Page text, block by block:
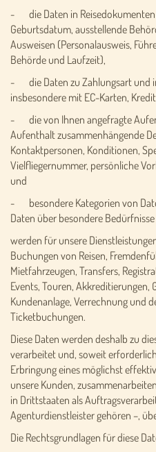
- die Daten in Reisedokumenten
Geburtsdatum, ausstellende
Ausweisen (Personalausweis,
Behörde und Laufzeit),
- die Daten zu Zahlungsart und
insbesondere mit EC-Karten,
- die von Ihnen angefragte
Aufenthalt zusammenhängende
Kontaktpersonen, Konditionen,
Vielfliegernummer, persönliche
und
- besondere Kategorien von
Daten über besondere
werden für unsere
Buchungen von Reisen,
Mietfahrzeugen, Transfers,
Events, Touren, Akkreditierungen,
Kundenanlage, Verrechnung und
Ticketbuchungen.
Diese Daten werden deshalb zu
verarbeitet und, soweit
Erbringung eines möglichst
unsere Kunden,
in Drittstaaten als
Agenturdienstleister gehören –,
Die Rechtsgrundlagen für diese